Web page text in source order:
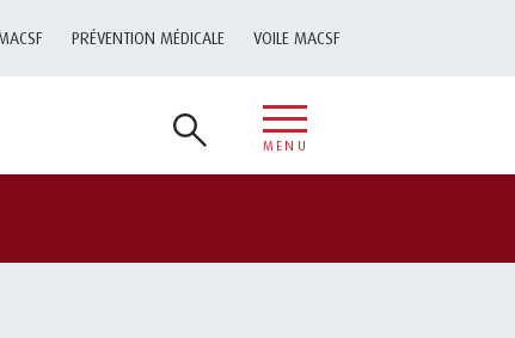
PRÉVENTION MÉDICALE VOILE MACSF
MENU